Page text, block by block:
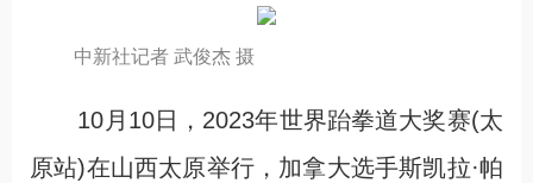
中新社记者 武俊杰 摄
10月10日，2023年世界跆拳道大奖赛(太
原站)在山西太原举行，加拿大选手斯凯拉·帕